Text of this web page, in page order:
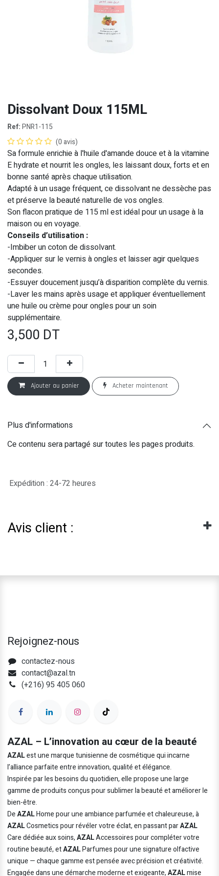
Dissolvant Doux 115ML
Ref:PNR1-115
(0 avis)
Sa formule enrichie à l'huile d'amande douce et à la vitamine
E hydrate et nourrit les ongles, les laissant doux, forts et en
bonne santé après chaque utilisation.
Adapté à un usage fréquent, ce dissolvant ne dessèche pas
et préserve la beauté naturelle de vos ongles.
Son flacon pratique de 115 ml est idéal pour un usage à la
maison ou en voyage.
Conseils d’utilisation :
-Imbiber un coton de dissolvant.
-Appliquer sur le vernis à ongles et laisser agir quelques
secondes.
-Essuyer doucement jusqu’à disparition complète du vernis.
-Laver les mains après usage et appliquer éventuellement
une huile ou crème pour ongles pour un soin
supplémentaire.
3,500 DT
Ajouter au panier Acheter maintenant
Plus d'informations
Ce contenu sera partagé sur toutes les pages produits.
Expédition : 24-72 heures
Avis client :
Rejoignez-nous
contactez-nous
contact@azal.tn
(+216) 95 405 060
AZAL – L’innovation au cœur de la beauté
AZALest une marque tunisienne de cosmétique qui incarne
l’alliance parfaite entre innovation, qualité et élégance.
Inspirée par les besoins du quotidien, elle propose une large
gamme de produits conçus pour sublimer la beauté et améliorer le
bien-être.
DeAZALHome pour une ambiance parfumée et chaleureuse, à
AZALCosmetics pour révéler votre éclat, en passant parAZAL
Care dédiée aux soins,AZALAccessoires pour compléter votre
routine beauté, etAZALParfumes pour une signature olfactive
unique — chaque gamme est pensée avec précision et créativité.
Engagée dans une démarche moderne et exigeante,AZALmise